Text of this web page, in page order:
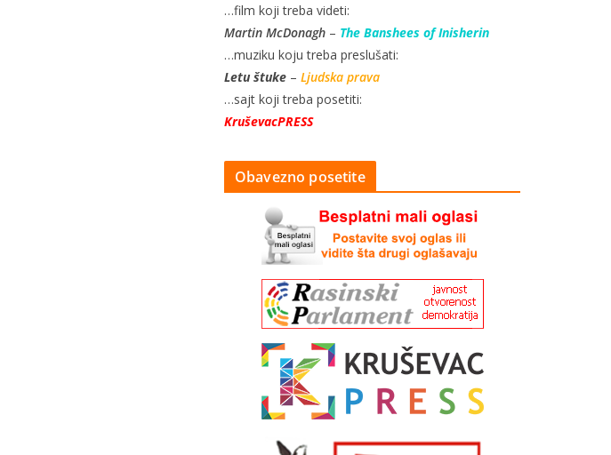
…film koji treba videti:
Martin McDonagh – The Banshees of Inisherin
…muziku koju treba preslušati:
Letu štuke – Ljudska prava
…sajt koji treba posetiti:
KruševacPRESS
Obavezno posetite